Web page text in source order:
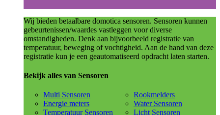
Wij bieden betaalbare domotica sensoren. Sensoren kunnen
gebeurtenissen/waardes vastleggen voor diverse
omstandigheden. Denk aan bijvoorbeeld registratie van
temperatuur, beweging of vochtigheid. Aan de hand van deze
registratie kun je een geautomatiseerd opdracht laten starten.
Bekijk alles van Sensoren
Multi Sensoren
Energie meters
Temperatuur Sensoren
Rookmelders
Water Sensoren
Licht Sensoren